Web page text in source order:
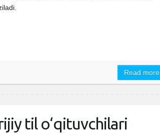
Read more
til o‘qituvchilari